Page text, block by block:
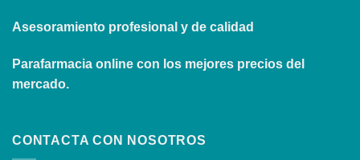
Asesoramiento profesional y de calidad
Parafarmacia online con los mejores precios del
mercado.
CONTACTA CON NOSOTROS